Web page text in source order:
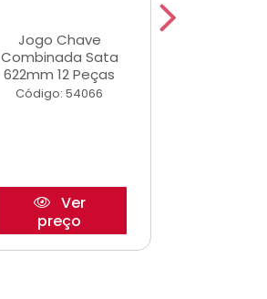
Jogo Chave
Combinada Sata
622mm 12 Peças
Código: 54066
Ver
preço